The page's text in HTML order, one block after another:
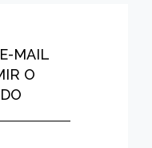
MAIL
O